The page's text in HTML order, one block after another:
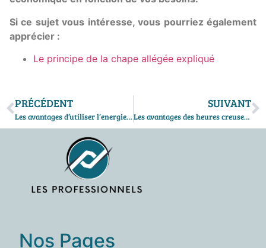
Si ce sujet vous intéresse, vous pourriez également
apprécier :
Le principe de la chape allégée expliqué
PRÉCÉDENT
Les avantages d’utiliser l’energie solaire thermique
SUIVANT
Les avantages des heures creuses d’Alpiq : pourquoi les choisir ?
Nos Pages